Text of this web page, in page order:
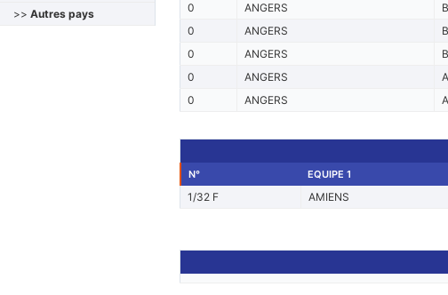
>> Autres pays
0
ANGERS
0
ANGERS
0
ANGERS
0
ANGERS
0
ANGERS
N°
EQUIPE 1
1/32 F AMIENS